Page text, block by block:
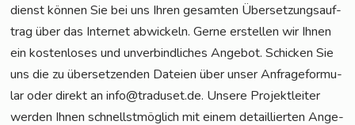
dienst kön­nen Sie bei uns Ihren gesam­ten Über­set­zungs­auf­
trag über das Inter­net abwi­ckeln. Ger­ne erstel­len wir Ihnen
ein kos­ten­lo­ses und unver­bind­li­ches Ange­bot. Schi­cken Sie
uns die zu über­set­zen­den Datei­en über unser Anfra­ge­for­mu­
lar oder direkt an info@traduset.de. Unse­re Pro­jekt­lei­ter
wer­den Ihnen schnellst­mög­lich mit einem detail­lier­ten Ange­